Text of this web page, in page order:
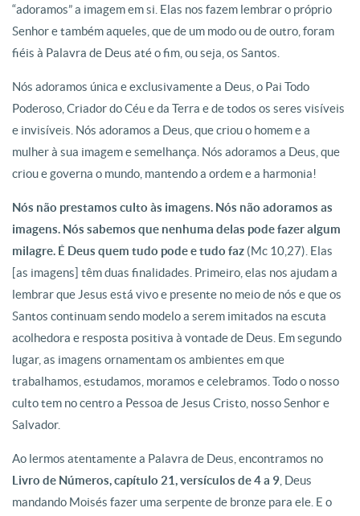
“adoramos” a imagem em si. Elas nos fazem lembrar o próprio
Senhor e também aqueles, que de um modo ou de outro, foram
fiéis à Palavra de Deus até o fim, ou seja, os Santos.
Nós adoramos única e exclusivamente a Deus, o Pai Todo
Poderoso, Criador do Céu e da Terra e de todos os seres visíveis
e invisíveis. Nós adoramos a Deus, que criou o homem e a
mulher à sua imagem e semelhança. Nós adoramos a Deus, que
criou e governa o mundo, mantendo a ordem e a harmonia!
Nós não prestamos culto às imagens. Nós não adoramos as
imagens. Nós sabemos que nenhuma delas pode fazer algum
milagre. É Deus quem tudo pode e tudo faz (Mc 10,27). Elas
[as imagens] têm duas finalidades. Primeiro, elas nos ajudam a
lembrar que Jesus está vivo e presente no meio de nós e que os
Santos continuam sendo modelo a serem imitados na escuta
acolhedora e resposta positiva à vontade de Deus. Em segundo
lugar, as imagens ornamentam os ambientes em que
trabalhamos, estudamos, moramos e celebramos. Todo o nosso
culto tem no centro a Pessoa de Jesus Cristo, nosso Senhor e
Salvador.
Ao lermos atentamente a Palavra de Deus, encontramos no
Livro de Números, capítulo 21, versículos de 4 a 9 , Deus
mandando Moisés fazer uma serpente de bronze para ele. E o